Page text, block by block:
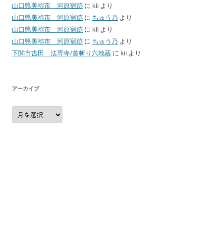
山口県美祢市 河原宿跡 に kii より
山口県美祢市 河原宿跡 に ちゅう乃 より
山口県美祢市 河原宿跡 に kii より
山口県美祢市 河原宿跡 に ちゅう乃 より
下関市吉田 法専寺/首斬り六地蔵 に kii より
アーカイブ
ア
ー
カ